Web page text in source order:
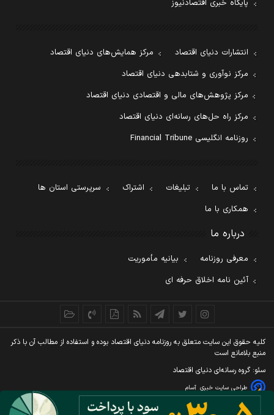
پایگاه خبری اقتصادنیوز
انتشارات دنیای اقتصاد
مرکز همایش‌های دنیای اقتصاد
مرکز نوآوری و شتابدهی دنیای اقتصاد
مرکز پژوهش‌های مالی و اقتصادی دنیای اقتصاد
مرکز راه حل‌های رسانه‌ای دنیای اقتصاد
روزنامه انگلیسی Financial Tribune
تماس با ما تبلیغات اشتراک
سرپرستی استان ها
همکاری با ما
درباره ما
معرفی روزنامه
بیانیه مأموریت
آئین نامه اخلاق حرفه ای
کليه حقوق اين سايت متعلق به روزنامه دنيای اقتصاد بوده و استفاده از مطالب آن با ذکر
منبع بلامانع است
سئو: گروه رسانه‌ای دنیای اقتصاد
طراحی سایت خبری آسام